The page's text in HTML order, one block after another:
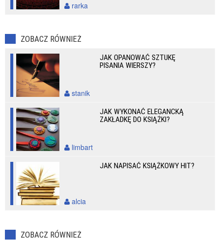
rarka
ZOBACZ RÓWNIEŻ
JAK OPANOWAĆ SZTUKĘ
PISANIA WIERSZY?
stanik
JAK WYKONAĆ ELEGANCKĄ
ZAKŁADKĘ DO KSIĄŻKI?
limbart
JAK NAPISAĆ KSIĄŻKOWY HIT?
alcia
ZOBACZ RÓWNIEŻ